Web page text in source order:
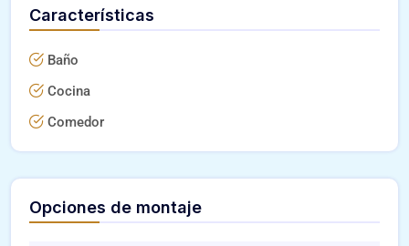
Características
Baño
Cocina
Comedor
Opciones de montaje